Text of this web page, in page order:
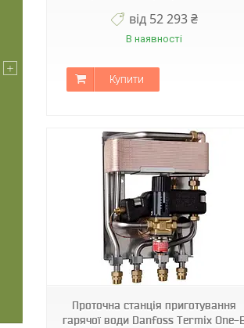
від 52 293 ₴
В наявності
Купити
Проточна станція приготування
гарячої води Danfoss Termix One-